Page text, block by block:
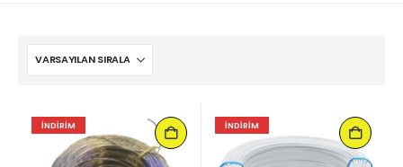
İNDIRIM İNDIRIM